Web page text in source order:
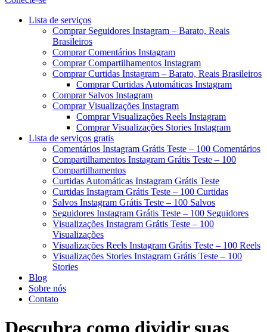
Menu
Lista de serviços
Comprar Seguidores Instagram – Barato, Reais
Brasileiros
Comprar Comentários Instagram
Comprar Compartilhamentos Instagram
Comprar Curtidas Instagram – Barato, Reais Brasileiros
Comprar Curtidas Automáticas Instagram
Comprar Salvos Instagram
Comprar Visualizações Instagram
Comprar Visualizações Reels Instagram
Comprar Visualizações Stories Instagram
Lista de serviços gratis
Comentários Instagram Grátis Teste – 100 Comentários
Compartilhamentos Instagram Grátis Teste – 100
Compartilhamentos
Curtidas Automáticas Instagram Grátis Teste
Curtidas Instagram Grátis Teste – 100 Curtidas
Salvos Instagram Grátis Teste – 100 Salvos
Seguidores Instagram Grátis Teste – 100 Seguidores
Visualizações Instagram Grátis Teste – 100
Visualizações
Visualizações Reels Instagram Grátis Teste – 100 Reels
Visualizações Stories Instagram Grátis Teste – 100
Stories
Blog
Sobre nós
Contato